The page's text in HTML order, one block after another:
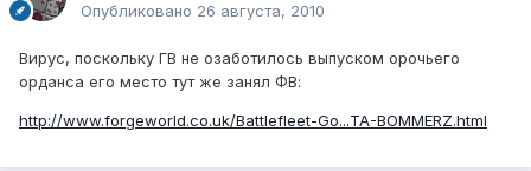
Опубликовано 26 августа, 2010
Вирус, поскольку ГВ не озаботилось выпуском орочьего
орданса его место тут же занял ФВ:
http://www.forgeworld.co.uk/Battlefleet-Go...TA-BOMMERZ.html